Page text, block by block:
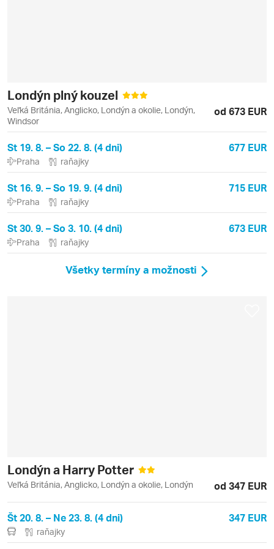
Londýn plný kouzel
Veľká Británia, Anglicko, Londýn a okolie, Londýn,
Windsor
od 673 EUR
St 19. 8. – So 22. 8. (4 dni) 677 EUR
Praha raňajky
St 16. 9. – So 19. 9. (4 dni) 715 EUR
Praha raňajky
St 30. 9. – So 3. 10. (4 dni) 673 EUR
Praha raňajky
Všetky termíny a možnosti
Londýn a Harry Potter
Veľká Británia, Anglicko, Londýn a okolie, Londýn od 347 EUR
Št 20. 8. – Ne 23. 8. (4 dni) 347 EUR
raňajky